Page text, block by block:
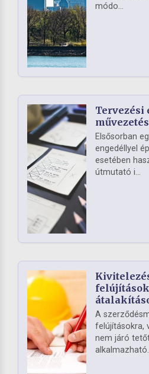
módo...
Tervezési
Elsősorban
engedéllyel
esetében
útmutató i...
A
felújításokra,
nem járó
alkalmazható.